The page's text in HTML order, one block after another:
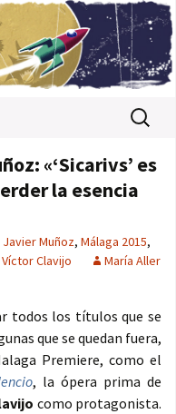
Buscar:
«‘Sicarivs’ es
la esencia
Javier Muñoz, Málaga 2015,
Víctor Clavijo María Aller
todos los títulos que se
que se quedan fuera,
Premiere, como el
, la ópera prima de
como protagonista.